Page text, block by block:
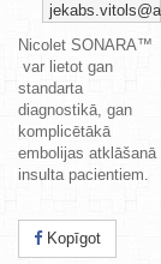
Nicolet SONARA™
var lietot gan
standarta
diagnostikā, gan
komplicētākā
embolijas atklāšanā
insulta pacientiem.
Kopīgot